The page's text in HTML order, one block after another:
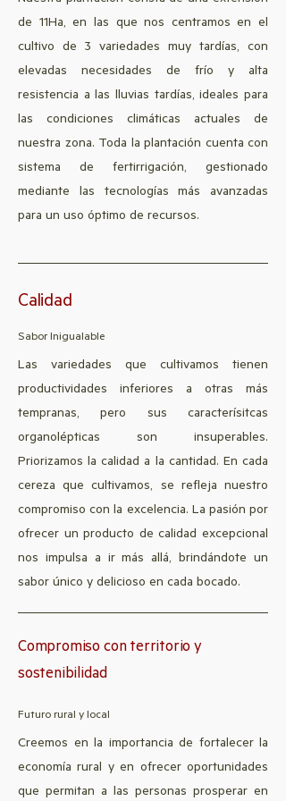
de 11Ha, en las que nos centramos en el
cultivo de 3 variedades muy tardías, con
elevadas necesidades de frío y alta
resistencia a las lluvias tardías, ideales para
las condiciones climáticas actuales de
nuestra zona. Toda la plantación cuenta con
sistema de fertirrigación, gestionado
mediante las tecnologías más avanzadas
para un uso óptimo de recursos.
Calidad
Sabor Inigualable
Las variedades que cultivamos tienen
productividades inferiores a otras más
tempranas, pero sus caracterísitcas
organolépticas son insuperables.
Priorizamos la calidad a la cantidad. En cada
cereza que cultivamos, se refleja nuestro
compromiso con la excelencia. La pasión por
ofrecer un producto de calidad excepcional
nos impulsa a ir más allá, brindándote un
sabor único y delicioso en cada bocado.
Compromiso con territorio y
sostenibilidad
Futuro rural y local
Creemos en la importancia de fortalecer la
economía rural y en ofrecer oportunidades
que permitan a las personas prosperar en